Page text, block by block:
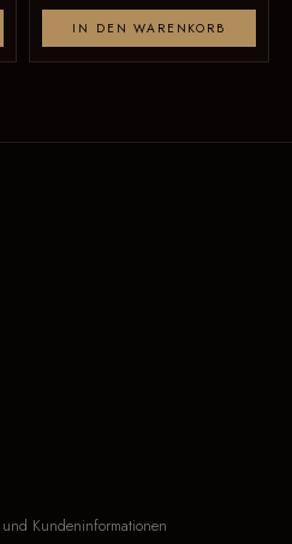
IN DEN WARENKORB
Kundeninformationen